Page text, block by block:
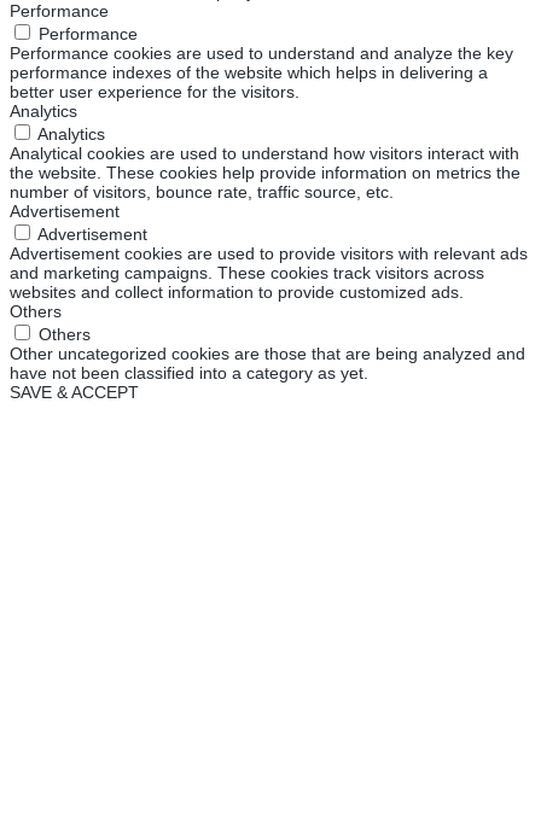
Performance
Performance
Performance cookies are used to understand and analyze the key
performance indexes of the website which helps in delivering a
better user experience for the visitors.
Analytics
Analytics
Analytical cookies are used to understand how visitors interact with
the website. These cookies help provide information on metrics the
number of visitors, bounce rate, traffic source, etc.
Advertisement
Advertisement
Advertisement cookies are used to provide visitors with relevant ads
and marketing campaigns. These cookies track visitors across
websites and collect information to provide customized ads.
Others
Others
Other uncategorized cookies are those that are being analyzed and
have not been classified into a category as yet.
SAVE & ACCEPT